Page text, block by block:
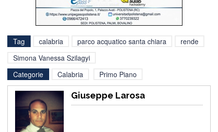
Tag calabria parco acquatico santa chiara
rende
Simona Vanessa Szilagyi
Categorie
Calabria Primo Piano
Giuseppe Larosa